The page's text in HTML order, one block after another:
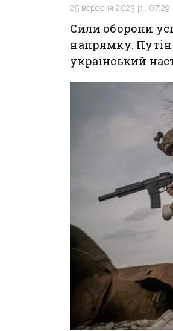
25 вересня 2023 р., 07:29
Сили оборони
напрямку. Путін
український